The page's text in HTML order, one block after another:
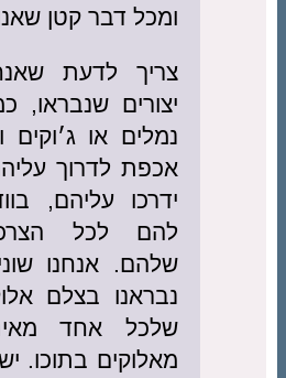
ומכל דבר קטן
צריך לדעת
יצורים שנבראו,
נמלים או
אכפת לדרוך
ידרכו עליהם,
להם לכל
שלהם. אנחנו
נבראנו בצלם
שלכל אחד
מאלוקים בתוכו.